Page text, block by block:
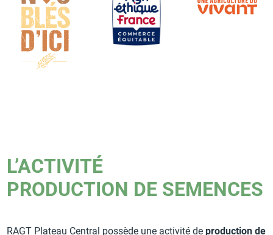
L’ACTIVITÉ
PRODUCTION DE SEMENCES
RAGT Plateau Central possède une activité deproduction de